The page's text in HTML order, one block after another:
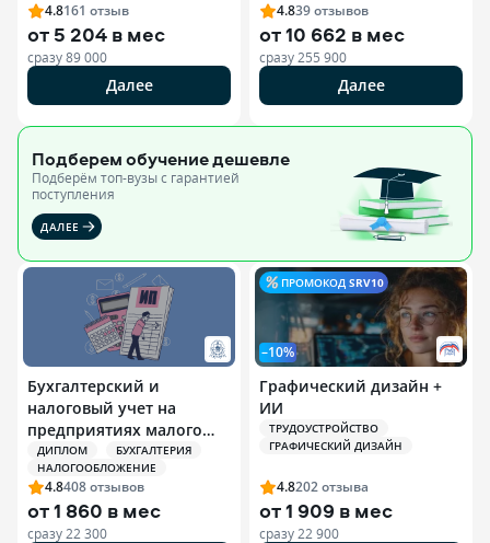
4.8161 отзыв
от 5 204 в мес
сразу89 000
Далее
4.839отзывов
от10 662 в мес
сразу 255 900
Далее
Подберем обучениедешевле
Подберём топ-вузы c гарантией
поступления
ДАЛЕЕ
Бухгалтерский и
налоговый учет на
предприятиях малого
бизнеса и
индивидуальных
предпринимателей (ИП)
ДИПЛОМ
БУХГАЛТЕРИЯ
НАЛОГООБЛОЖЕНИЕ
4.8408отзывов
от1 860 в мес
сразу 22 300
ПРОМОКОД SRV10
–10%
Графический дизайн +
ИИ
ТРУДОУСТРОЙСТВО
ГРАФИЧЕСКИЙ ДИЗАЙН
4.8202отзыва
от1 909 в мес
сразу 22 900